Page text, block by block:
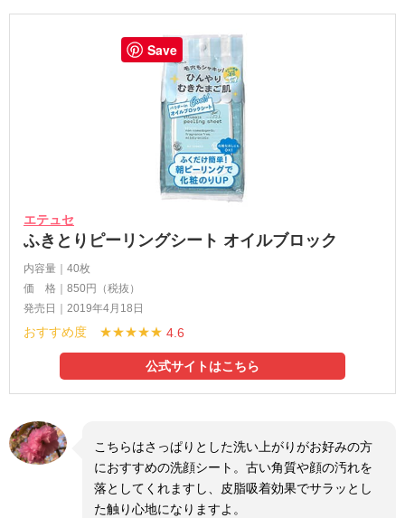
エテュセ
ふきとりピーリングシート オイルブロック
内容量｜40枚
価 格｜850円（税抜）
発売日｜2019年4月18日
おすすめ度 ★★★★★ 4.6
公式サイトはこちら
こちらはさっぱりとした洗い上がりがお好みの方
におすすめの洗顔シート。古い角質や顔の汚れを
落としてくれますし、皮脂吸着効果でサラッとし
た触り心地になりますよ。
Save